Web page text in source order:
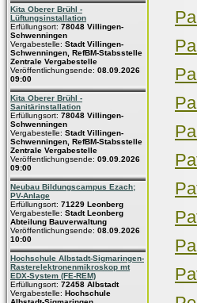
Kita Oberer Brühl -
Lüftungsinstallation
Erfüllungsort: 78048 Villingen-
Schwenningen
Vergabestelle: Stadt Villingen-
Schwenningen, RefBM-Stabsstelle
Zentrale Vergabestelle
Veröffentlichungsende: 08.09.2026
09:00
Kita Oberer Brühl -
Sanitärinstallation
Erfüllungsort: 78048 Villingen-
Schwenningen
Vergabestelle: Stadt Villingen-
Schwenningen, RefBM-Stabsstelle
Zentrale Vergabestelle
Veröffentlichungsende: 09.09.2026
09:00
Neubau Bildungscampus Ezach;
PV-Anlage
Erfüllungsort: 71229 Leonberg
Vergabestelle: Stadt Leonberg
Abteilung Bauverwaltung
Veröffentlichungsende: 08.09.2026
10:00
Hochschule Albstadt-Sigmaringen-
Rasterelektronenmikroskop mt
EDX-System (FE-REM)
Erfüllungsort: 72458 Albstadt
Vergabestelle: Hochschule